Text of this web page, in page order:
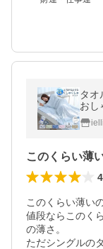
タオ
おし
ふわ
4
このくらい薄い
値段ならこのく
の薄さ。
ただシングルの